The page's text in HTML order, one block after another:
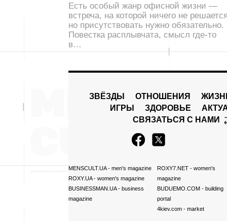
Есть особый жанр офисной жизни —
встреча, на которой ничего не
но присутствовать нужно обязательно.
Повестка расплывчата, смысл где-то
в…
ЗВЁЗДЫ ОТНОШЕНИЯ
ИГРЫ
ЗДОРОВЬЕ
СВЯЗАТЬСЯ С НАМИ
MENSCULT.UA- men's magazine
ROXY.UA- women's magazine
BUSINESSMAN.UA- business
magazine
ROXY7.NET- women's
magazine
BUDUEMO.COM- building
portal
4kiev.com- market